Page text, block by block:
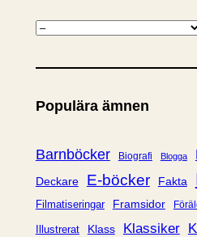
K
t
g
r
Populära ämnen
Barnböcker Biografi Blogga
Deckare E-böcker Fakta
Filmatiseringar Framsidor
Illustrerat Klass Klassiker